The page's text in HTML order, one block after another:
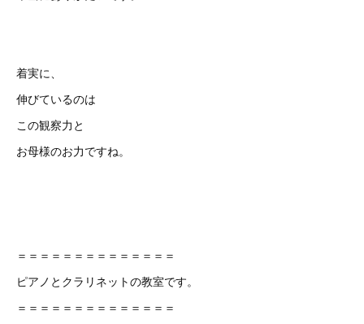
着実に、
伸びているのは
この観察力と
お母様のお力ですね。
＝＝＝＝＝＝＝＝＝＝＝＝＝＝
ピアノとクラリネットの教室です。
＝＝＝＝＝＝＝＝＝＝＝＝＝＝